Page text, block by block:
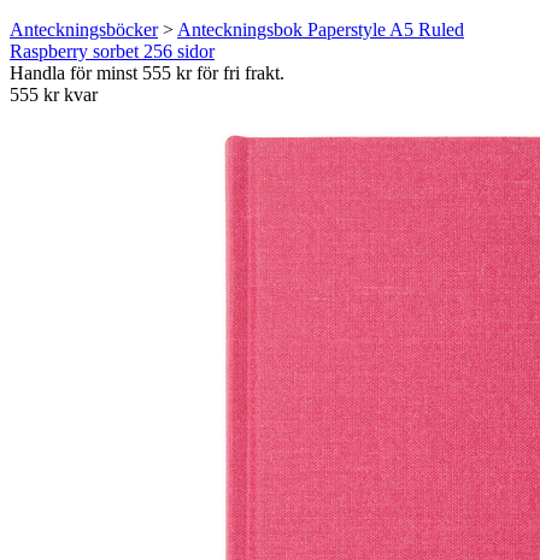
Anteckningsböcker> Anteckningsbok Paperstyle A5 Ruled
Raspberry sorbet 256 sidor
Handla för minst 555 kr för fri frakt.
555 kr kvar